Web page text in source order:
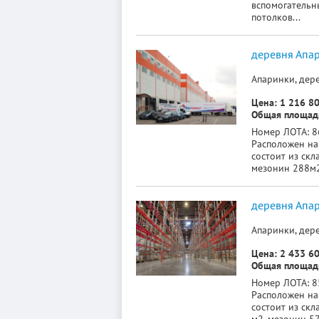
потолков...
деревня
Апаринки,
Цена: 1 216
Общая
Номер ЛОТА:
Расположен
состоит из
мезонин
деревня
Апаринки,
Цена: 2 433
Общая
Номер ЛОТА:
Расположен
состоит из